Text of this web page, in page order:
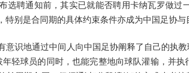
选聘通知前，其实已就能否聘用卡纳瓦罗做过
别是合同期的具体约束条件亦成为中国足协与
意识地通过中间人向中国足协阐释了自己的执
轻球员的同时，也能完整地向球队灌输，并